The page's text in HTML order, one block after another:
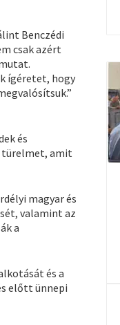
Benczédi
csak azért
ígéretet, hogy
és
türelmet, amit
magyar és
valamint az
a
és a
előtt ünnepi